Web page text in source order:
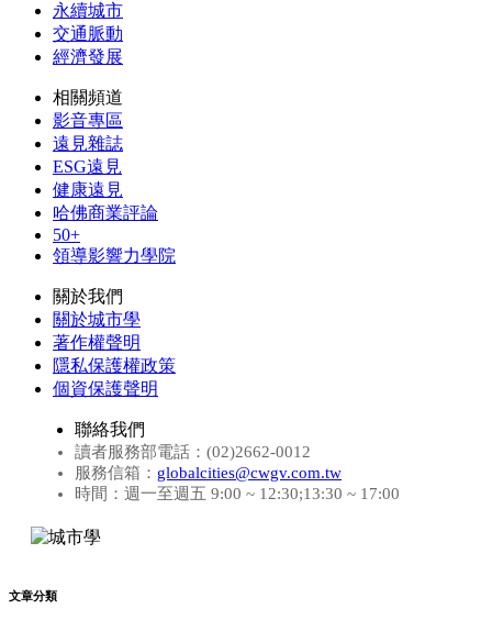
永續城市
交通脈動
經濟發展
相關頻道
影音專區
遠見雜誌
ESG遠見
健康遠見
哈佛商業評論
50+
領導影響力學院
關於我們
關於城市學
著作權聲明
隱私保護權政策
個資保護聲明
聯絡我們
讀者服務部電話：(02)2662-0012
服務信箱： globalcities@cwgv.com.tw
時間：週一至週五 9:00 ~ 12:30;13:30 ~ 17:00
文章分類